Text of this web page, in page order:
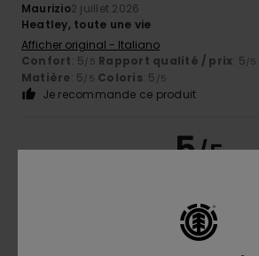
Maurizio2 juillet 2026
Heatley, toute une vie
Afficher original - Italiano
Confort: 5/5 Rapport qualité / prix: 5/5
Matière: 5/5 Coloris: 5 /5
Je recommande ce produit
5/5